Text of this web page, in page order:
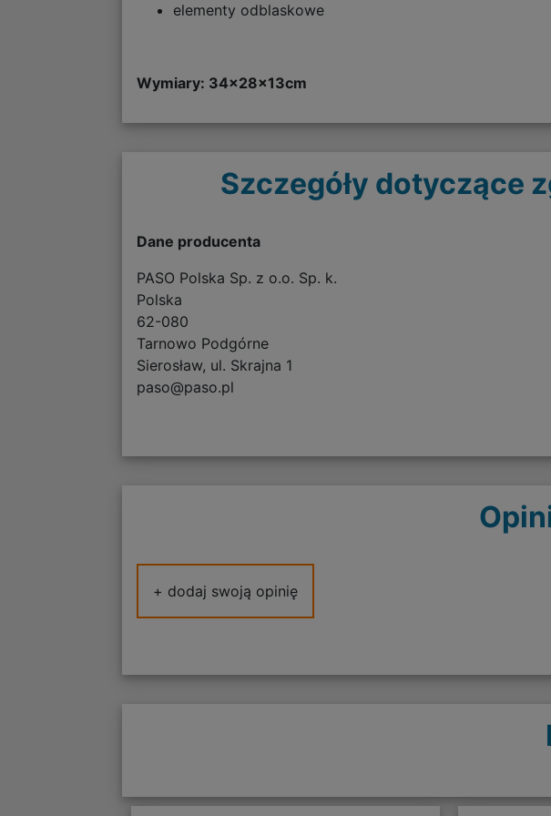
elementy odblaskowe
Wymiary: 34x28x13cm
Szczegóły dotyczące
Dane producenta
PASO Polska Sp. z o.o. Sp. k.
Polska
62-080
Tarnowo Podgórne
Sierosław, ul. Skrajna 1
paso@paso.pl
+ dodaj swoją opinię